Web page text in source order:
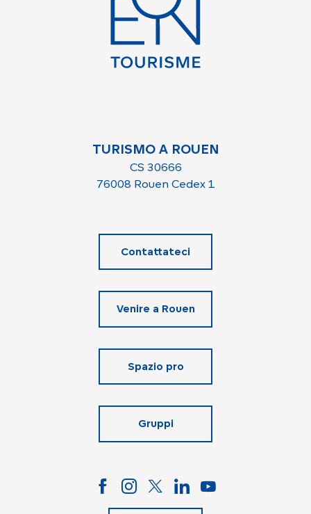
TURISMO A ROUEN
CS 30666
76008 Rouen Cedex 1
Contattateci
Venire a Rouen
Spazio pro
Gruppi